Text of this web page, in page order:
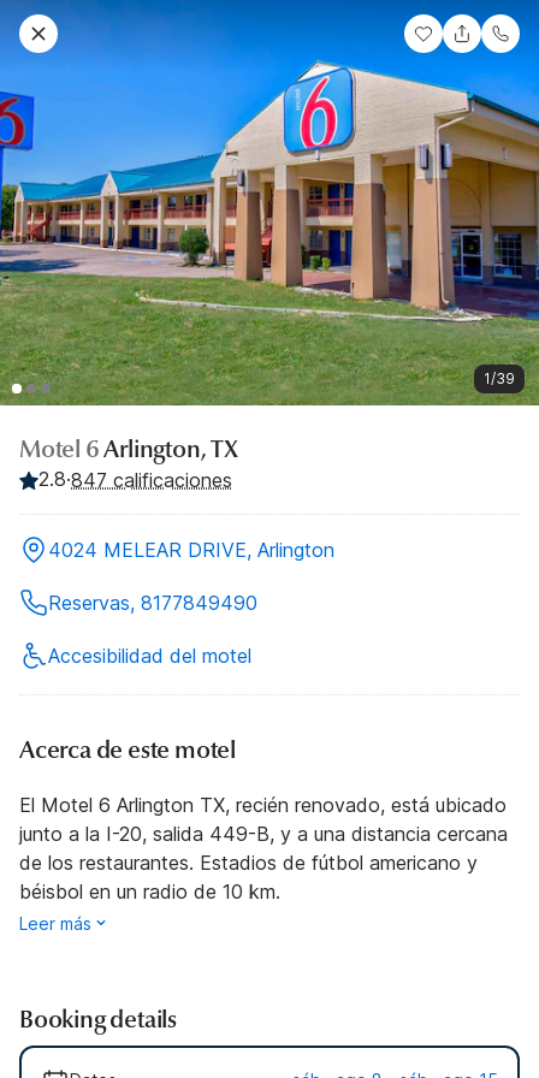
1/39
Motel 6Arlington, TX
2.8·847 calificaciones
4024 MELEAR DRIVE, Arlington
Reservas, 8177849490
Accesibilidad del motel
Acerca de este motel
El Motel 6 Arlington TX, recién renovado, está ubicado
junto a la I-20, salida 449-B, y a una distancia cercana
de los restaurantes. Estadios de fútbol americano y
béisbol en un radio de 10 km.
Leer más
Booking details